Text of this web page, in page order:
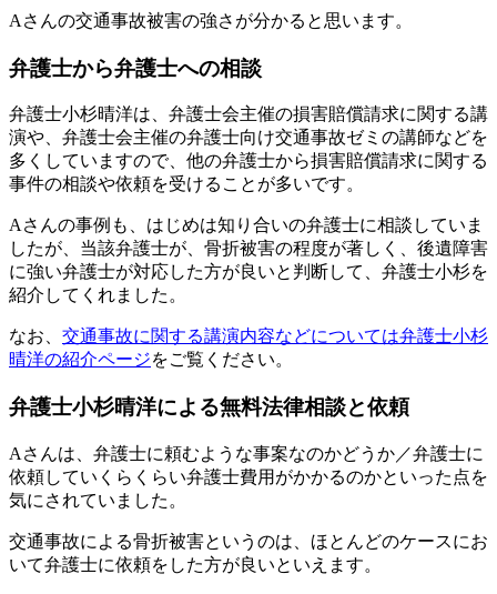
Aさんの交通事故被害の強さが分かると思います。
弁護士から弁護士への相談
弁護士小杉晴洋は、弁護士会主催の損害賠償請求に関する講
演や、弁護士会主催の弁護士向け交通事故ゼミの講師などを
多くしていますので、他の弁護士から損害賠償請求に関する
事件の相談や依頼を受けることが多いです。
Aさんの事例も、はじめは知り合いの弁護士に相談していま
したが、当該弁護士が、骨折被害の程度が著しく、後遺障害
に強い弁護士が対応した方が良いと判断して、弁護士小杉を
紹介してくれました。
なお、 交通事故に関する講演内容などについては弁護士小杉
晴洋の紹介ページをご覧ください。
弁護士小杉晴洋による無料法律相談と依頼
Aさんは、弁護士に頼むような事案なのかどうか／弁護士に
依頼していくらくらい弁護士費用がかかるのかといった点を
気にされていました。
交通事故による骨折被害というのは、ほとんどのケースにお
いて弁護士に依頼をした方が良いといえます。